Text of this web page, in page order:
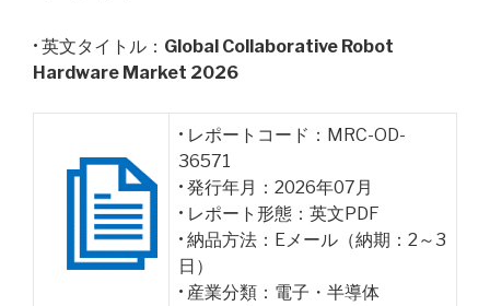
• 英文タイトル： Global Collaborative Robot
Hardware Market 2026
• レポートコード：MRC-OD-
36571
• 発行年月：2026年07月
• レポート形態：英文PDF
• 納品方法：Eメール（納期：2～3
日）
• 産業分類：電子・半導体